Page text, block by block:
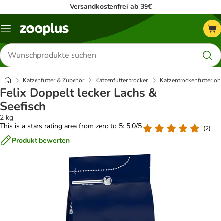
Versandkostenfrei ab 39€
Menü
Produkte
suchen
Katzenfutter & Zubehör Katzenfutter trocken Katzentrockenfutter
Felix Doppelt lecker Lachs &
Seefisch
2 kg
This is a stars rating area from zero to 5: 5.0/5
(2)
Produkt bewerten